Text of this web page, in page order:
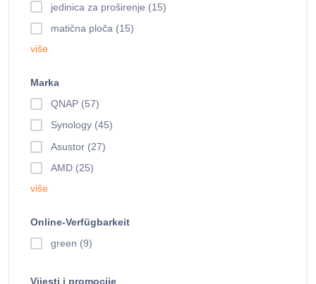
jedinica za proširenje (15)
matična ploča (15)
više
Marka
QNAP (57)
Synology (45)
Asustor (27)
AMD (25)
više
Online-Verfügbarkeit
green (9)
Vijesti i promocije